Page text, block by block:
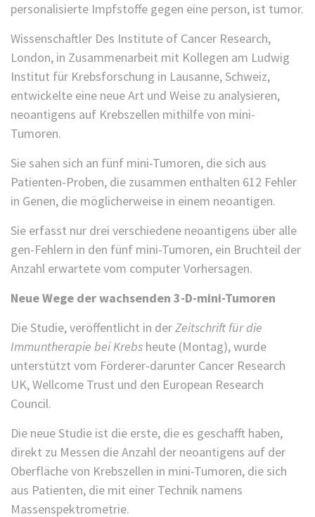
personalisierte Impfstoffe gegen eine person, ist tumor.
Wissenschaftler Des Institute of Cancer Research,
London, in Zusammenarbeit mit Kollegen am Ludwig
Institut für Krebsforschung in Lausanne, Schweiz,
entwickelte eine neue Art und Weise zu analysieren,
neoantigens auf Krebszellen mithilfe von mini-
Tumoren.
Sie sahen sich an fünf mini-Tumoren, die sich aus
Patienten-Proben, die zusammen enthalten 612 Fehler
in Genen, die möglicherweise in einem neoantigen.
Sie erfasst nur drei verschiedene neoantigens über alle
gen-Fehlern in den fünf mini-Tumoren, ein Bruchteil der
Anzahl erwartete vom computer Vorhersagen.
Neue Wege der wachsenden 3-D-mini-Tumoren
Die Studie, veröffentlicht in derZeitschrift für die
Immuntherapie bei Krebs heute (Montag), wurde
unterstützt vom Förderer-darunter Cancer Research
UK, Wellcome Trust und den European Research
Council.
Die neue Studie ist die erste, die es geschafft haben,
direkt zu Messen die Anzahl der neoantigens auf der
Oberfläche von Krebszellen in mini-Tumoren, die sich
aus Patienten, die mit einer Technik namens
Massenspektrometrie.